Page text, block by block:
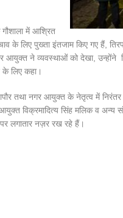
गौशाला में आश्रित
के लिए पुख्ता इंतजाम किए गए हैं,
आयुक्त ने व्यवस्थाओं को देखा,
लिए कहा।
तथा नगर आयुक्त के नेतृत्व में
आयुक्त विक्रमादित्य सिंह मलिक व
लगातार नज़र रख रहे हैं।